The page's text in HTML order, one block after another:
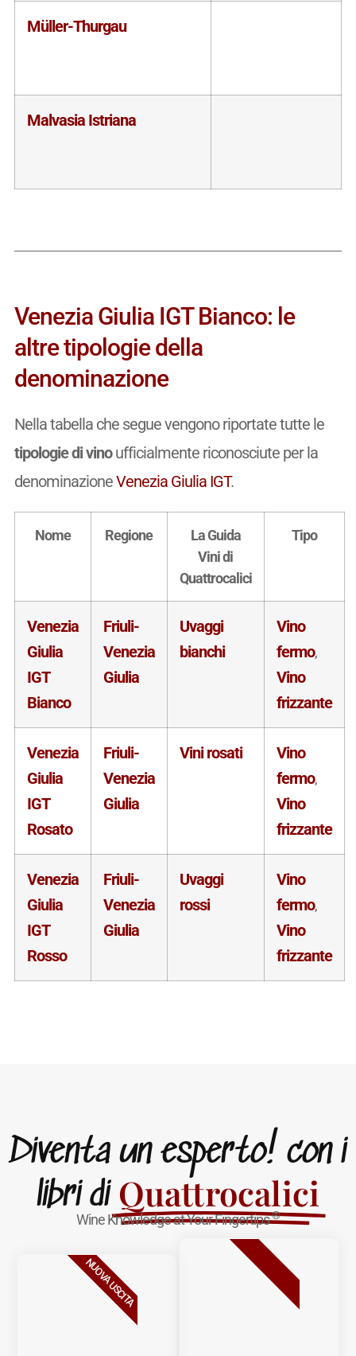
Müller-Thurgau
Malvasia Istriana
Venezia Giulia IGT Bianco: le
altre tipologie della
denominazione
Nella tabella che segue vengono riportate tutte le
tipologie di vinoufficialmente riconosciute per la
denominazioneVenezia Giulia IGT.
Nome Regione
La Guida
Vini di
Quattrocalici
Tipo
Venezia
Giulia
IGT
Bianco
Friuli-
Venezia
Giulia
Uvaggi
bianchi
Vino
fermo,
Vino
frizzante
Venezia
Giulia
IGT
Rosato
Friuli-
Venezia
Giulia
Vini rosati
Vino
fermo,
Vino
frizzante
Venezia
Giulia
IGT
Rosso
Friuli-
Venezia
Giulia
Uvaggi
rossi
Vino
fermo,
Vino
frizzante
Diventa un esperto! con i
libri di Quattrocalici
Wine Knowledge at Your Fingertips®
NUOVA USCITA BESTSELLER